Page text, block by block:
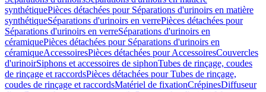
synthétiquePièces détachées pour Séparations d'urinoirs en matière
synthétiqueSéparations d'urinoirs en verrePièces détachées pour
Séparations d'urinoirs en verreSéparations d'urinoirs en
céramiquePièces détachées pour Séparations d'urinoirs en
céramiqueAccessoiresPièces détachées pour AccessoiresCouvercles
d'urinoirSiphons et accessoires de siphonTubes de rinçage, coudes
de rinçage et raccordsPièces détachées pour Tubes de rinçage,
coudes de rinçage et raccordsMatériel de fixationCrépinesDiffuseur